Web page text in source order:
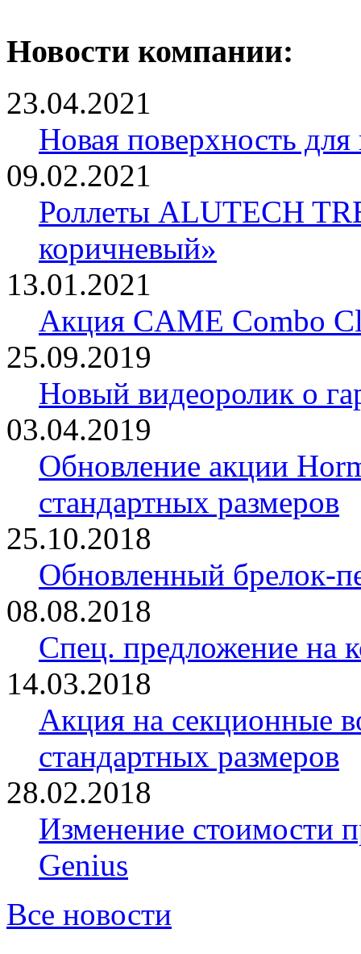
Новости компании:
23.04.2021
Новая поверхность
09.02.2021
Роллеты ALUTECH
коричневый»
13.01.2021
Акция CAME Combo
25.09.2019
Новый видеоролик о
03.04.2019
Обновление акции
стандартных размеров
25.10.2018
Обновленный брелок-
08.08.2018
Спец. предложение на
14.03.2018
Акция на секционные
стандартных размеров
28.02.2018
Изменение стоимости
Genius
Все новости